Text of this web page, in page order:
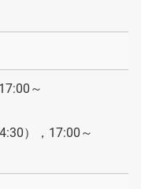
～
），17:00～